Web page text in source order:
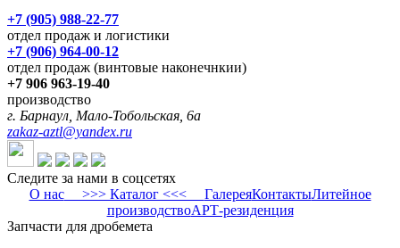
+7 (905) 988-22-77
отдел продаж и логистики
+7 (906) 964-00-12
отдел продаж (винтовые наконечнкии)
+7 906 963-19-40
производство
г. Барнаул, Мало-Тобольская, 6а
zakaz-aztl@yandex.ru
Следите за нами в соцсетях
О нас>>> Каталог <<< ГалереяКонтактыЛитейное
производствоАРТ-резиденция
Запчасти для дробемета